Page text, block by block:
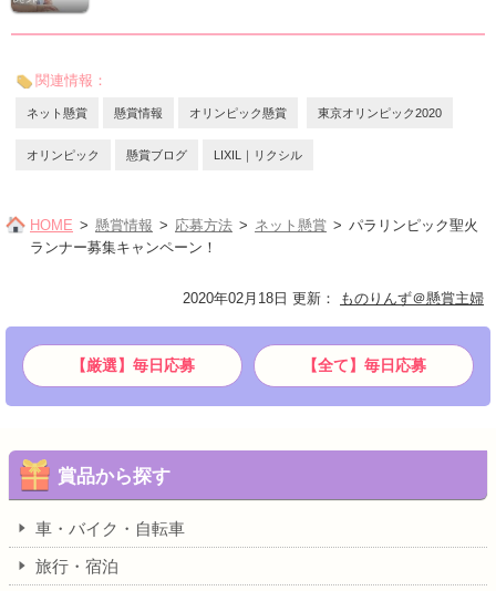
関連情報：
ネット懸賞 懸賞情報 オリンピック懸賞 東京オリンピック2020
オリンピック 懸賞ブログ LIXIL｜リクシル
HOME 懸賞情報 応募方法 ネット懸賞
パラリンピック聖火
ランナー募集キャンペーン！
2020年02月18日 更新 ： ものりんず＠懸賞主婦
【厳選】毎日応募 【全て】毎日応募
賞品から探す
車・バイク・自転車
旅行・宿泊